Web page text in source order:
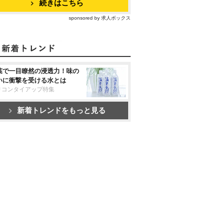
続きはこちら
sponsored by 求人ボックス
で一目瞭然の浸透力！味の
に衝撃を受ける水とは
コンタイアップ特集
新着トレンドをもっと見る